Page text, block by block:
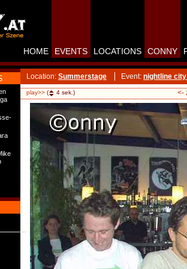
HOME EVENTS LOCATIONS CONNY
Location: Summerstage Event: nightline
play>> ( 4 sek.) <-